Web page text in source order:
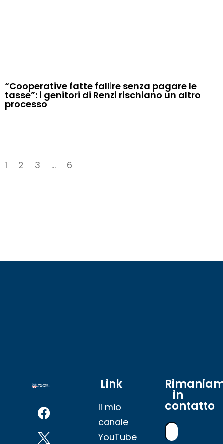
“Cooperative fatte fallire senza pagare le
tasse”: i genitori di Renzi rischiano un altro
processo
1 2 3 … 6
Link
Il mio
canale
YouTube
in
contatto